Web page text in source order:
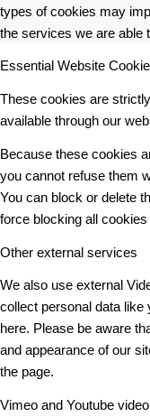
types of cookies may
the services we are able
Essential Website
These cookies are
available through our
Because these cookies
you cannot refuse them
You can block or delete
force blocking all
Other external services
We also use external
collect personal data
here. Please be aware
and appearance of our
the page.
Vimeo and Youtube